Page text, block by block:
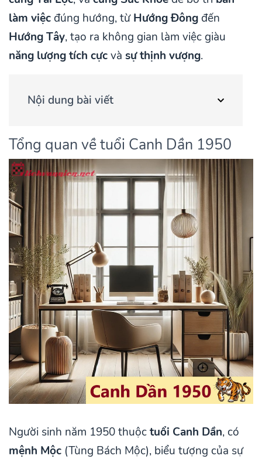
làm việc đúng hướng, từHướng Đông đến
Hướng Tây, tạo ra không gian làm việc giàu
năng lượng tích cựcvà sự thịnh vượng.
Nội dung bài viết
Tổng quan về tuổi Canh Dần 1950
Người sinh năm 1950 thuộctuổi Canh Dần, có
mệnh Mộc (Tùng Bách Mộc), biểu tượng của sự